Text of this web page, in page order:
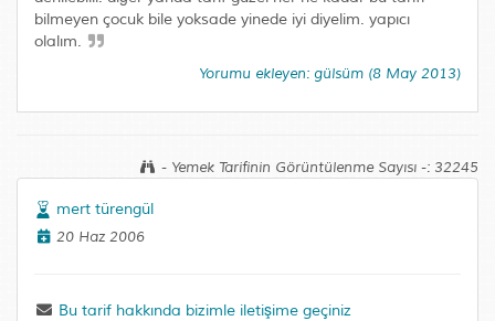
bilmeyen çocuk bile yoksade yinede iyi diyelim. yapıcı
olalım.
Yorumu ekleyen: gülsüm (8 May 2013)
- Yemek Tarifinin Görüntülenme Sayısı -: 32245
mert türengül
20 Haz 2006
Bu tarif hakkında bizimle iletişime geçiniz